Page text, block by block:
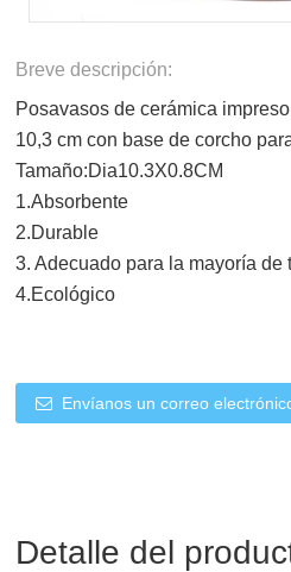
Breve descripción:
Posavasos de cerámica
10,3 cm con base de corcho
Tamaño:Dia10.3X0.8CM
1.Absorbente
2.Durable
3. Adecuado para la mayoría de
4.Ecológico
Envíanos un correo
Detalle del